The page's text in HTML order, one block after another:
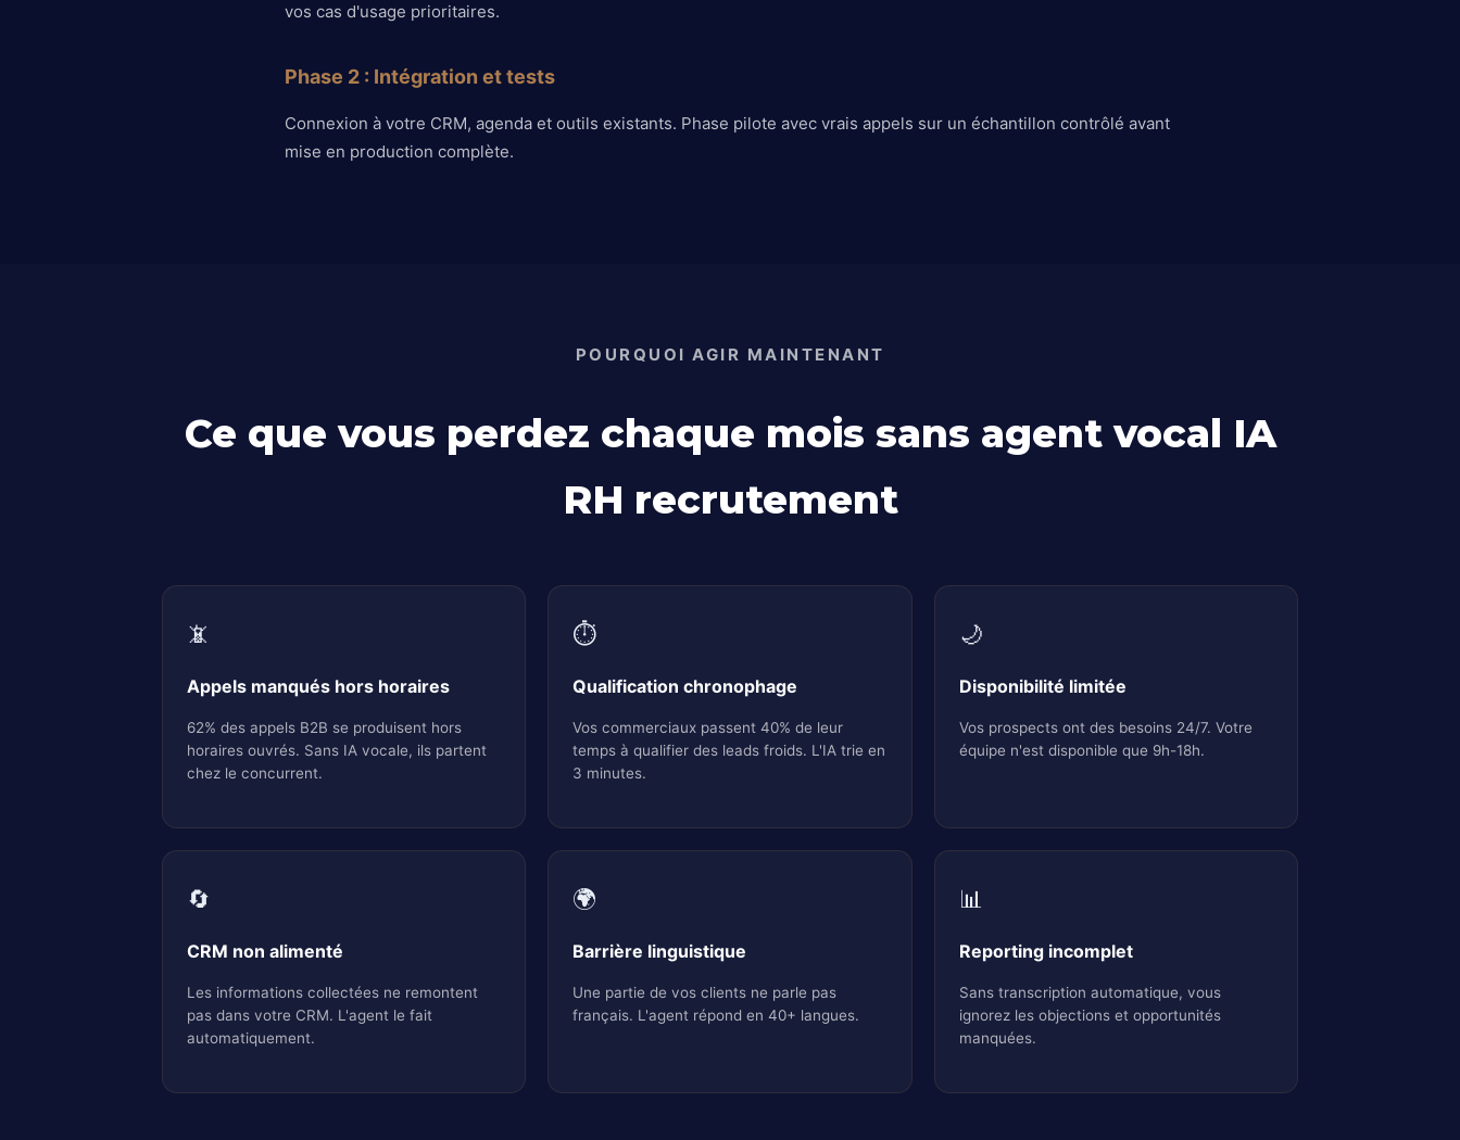
vos cas d'usage prioritaires.
Phase 2 : Intégration et tests
Connexion à votre CRM, agenda et outils existants. Phase pilote avec vrais appels sur un échantillon contrôlé avant
mise en production complète.
POURQUOI AGIR MAINTENANT
Ce que vous perdez chaque mois sans agent vocal IA
RH recrutement
📵
Appels manqués hors horaires
62% des appels B2B se produisent hors
horaires ouvrés. Sans IA vocale, ils partent
chez le concurrent.
⏱️
Qualification chronophage
Vos commerciaux passent 40% de leur
temps à qualifier des leads froids. L'IA trie en
3 minutes.
🌙
Disponibilité limitée
Vos prospects ont des besoins 24/7. Votre
équipe n'est disponible que 9h-18h.
🔄
CRM non alimenté
Les informations collectées ne remontent
pas dans votre CRM. L'agent le fait
automatiquement.
🌍
Barrière linguistique
Une partie de vos clients ne parle pas
français. L'agent répond en 40+ langues.
📊
Reporting incomplet
Sans transcription automatique, vous
ignorez les objections et opportunités
manquées.